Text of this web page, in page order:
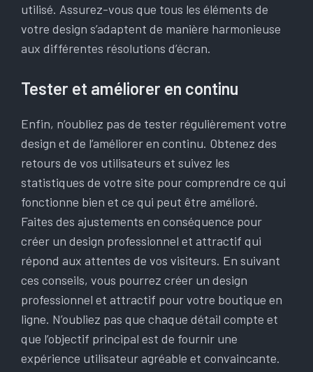
utilisé. Assurez-vous que tous les éléments de
votre design s’adaptent de manière harmonieuse
aux différentes résolutions d’écran.
Tester et améliorer en continu
Enfin, n’oubliez pas de tester régulièrement votre
design et de l’améliorer en continu. Obtenez des
retours de vos utilisateurs et suivez les
statistiques de votre site pour comprendre ce qui
fonctionne bien et ce qui peut être amélioré.
Faites des ajustements en conséquence pour
créer un design professionnel et attractif qui
répond aux attentes de vos visiteurs. En suivant
ces conseils, vous pourrez créer un design
professionnel et attractif pour votre boutique en
ligne. N’oubliez pas que chaque détail compte et
que l’objectif principal est de fournir une
expérience utilisateur agréable et convaincante.